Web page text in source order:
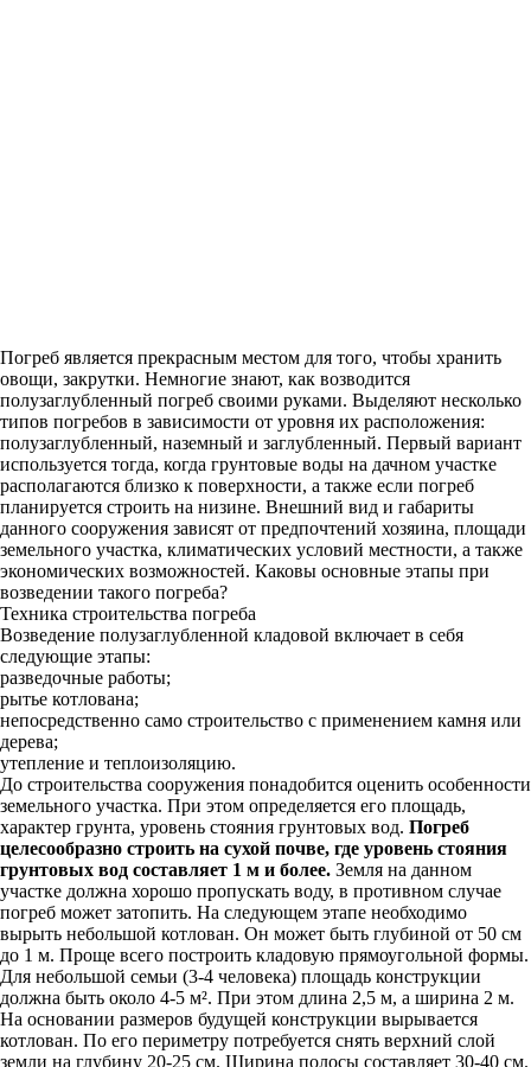
Погреб является прекрасным местом для того, чтобы хранить
овощи, закрутки. Немногие знают, как возводится
полузаглубленный погреб своими руками. Выделяют несколько
типов погребов в зависимости от уровня их расположения:
полузаглубленный, наземный и заглубленный. Первый вариант
используется тогда, когда грунтовые воды на дачном участке
располагаются близко к поверхности, а также если погреб
планируется строить на низине. Внешний вид и габариты
данного сооружения зависят от предпочтений хозяина, площади
земельного участка, климатических условий местности, а также
экономических возможностей. Каковы основные этапы при
возведении такого погреба?
Техника строительства погреба
Возведение полузаглубленной кладовой включает в себя
следующие этапы:
разведочные работы;
рытье котлована;
непосредственно само строительство с применением камня или
дерева;
утепление и теплоизоляцию.
До строительства сооружения понадобится оценить особенности
земельного участка. При этом определяется его площадь,
характер грунта, уровень стояния грунтовых вод. Погреб
целесообразно строить на сухой почве, где уровень стояния
грунтовых вод составляет 1 м и более. Земля на данном
участке должна хорошо пропускать воду, в противном случае
погреб может затопить. На следующем этапе необходимо
вырыть небольшой котлован. Он может быть глубиной от 50 см
до 1 м. Проще всего построить кладовую прямоугольной формы.
Для небольшой семьи (3-4 человека) площадь конструкции
должна быть около 4-5 м². При этом длина 2,5 м, а ширина 2 м.
На основании размеров будущей конструкции вырывается
котлован. По его периметру потребуется снять верхний слой
земли на глубину 20-25 см. Ширина полосы составляет 30-40 см.